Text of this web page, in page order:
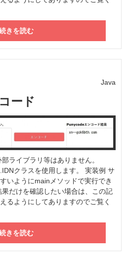
きを読む
Java
ード
ライブラリ等はありません。
クラスを使用します。 実装例 サ
いようにmainメソッドで実行でき
だけを確認したい場合は、この記
るようにしてありますのでご覧く
きを読む